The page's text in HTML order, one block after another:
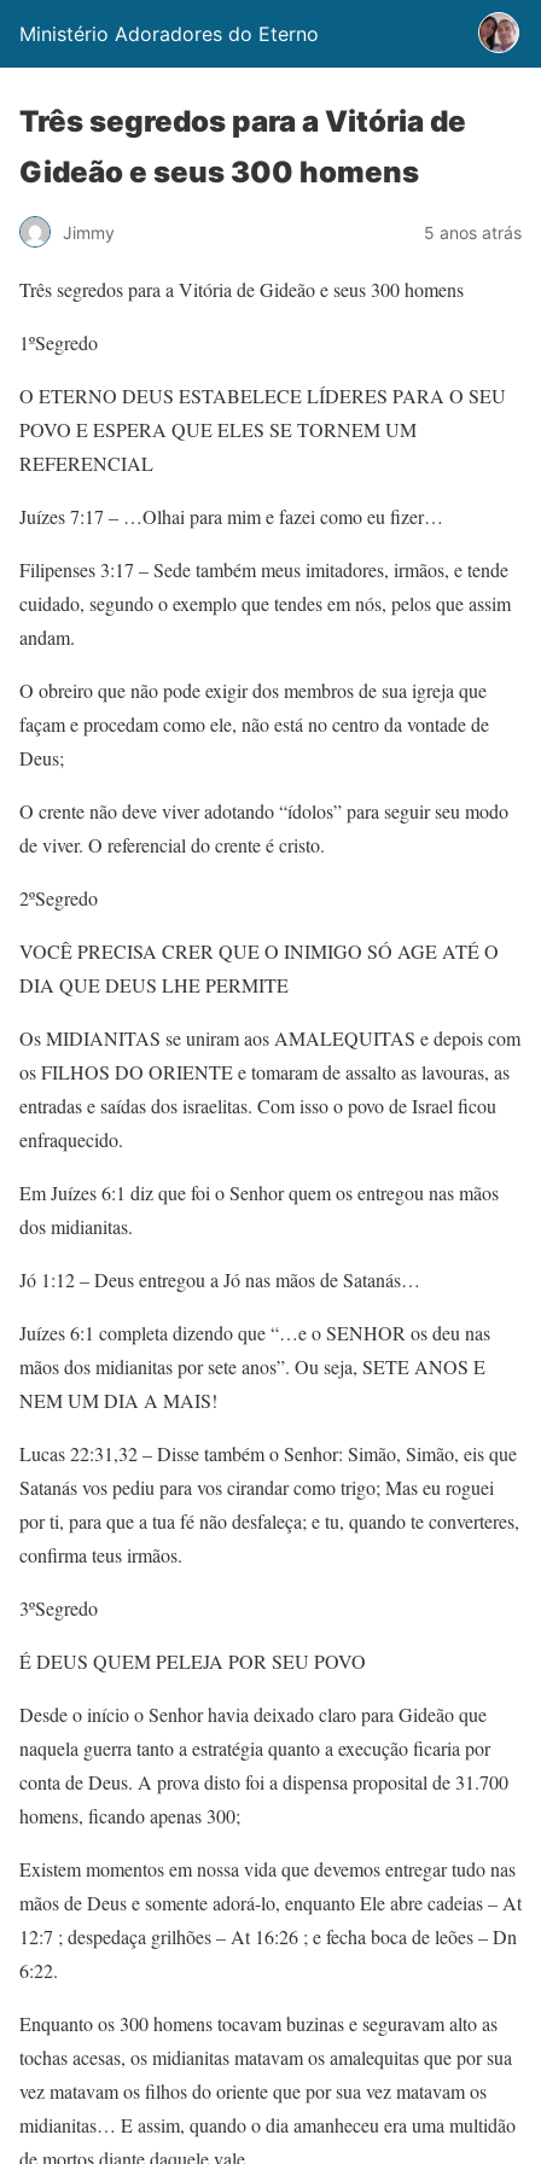
Ministério Adoradores do Eterno
Três segredos para a Vitória de
Gideão e seus 300 homens
Jimmy 5 anos atrás
Três segredos para a Vitória de Gideão e seus 300 homens
1ºSegredo
O ETERNO DEUS ESTABELECE LÍDERES PARA O SEU
POVO E ESPERA QUE ELES SE TORNEM UM
REFERENCIAL
Juízes 7:17 – …Olhai para mim e fazei como eu fizer…
Filipenses 3:17 – Sede também meus imitadores, irmãos, e tende
cuidado, segundo o exemplo que tendes em nós, pelos que assim
andam.
O obreiro que não pode exigir dos membros de sua igreja que
façam e procedam como ele, não está no centro da vontade de
Deus;
O crente não deve viver adotando “ídolos” para seguir seu modo
de viver. O referencial do crente é cristo.
2ºSegredo
VOCÊ PRECISA CRER QUE O INIMIGO SÓ AGE ATÉ O
DIA QUE DEUS LHE PERMITE
Os MIDIANITAS se uniram aos AMALEQUITAS e depois com
os FILHOS DO ORIENTE e tomaram de assalto as lavouras, as
entradas e saídas dos israelitas. Com isso o povo de Israel ficou
enfraquecido.
Em Juízes 6:1 diz que foi o Senhor quem os entregou nas mãos
dos midianitas.
Jó 1:12 – Deus entregou a Jó nas mãos de Satanás…
Juízes 6:1 completa dizendo que “…e o SENHOR os deu nas
mãos dos midianitas por sete anos”. Ou seja, SETE ANOS E
NEM UM DIA A MAIS!
Lucas 22:31,32 – Disse também o Senhor: Simão, Simão, eis que
Satanás vos pediu para vos cirandar como trigo; Mas eu roguei
por ti, para que a tua fé não desfaleça; e tu, quando te converteres,
confirma teus irmãos.
3ºSegredo
É DEUS QUEM PELEJA POR SEU POVO
Desde o início o Senhor havia deixado claro para Gideão que
naquela guerra tanto a estratégia quanto a execução ficaria por
conta de Deus. A prova disto foi a dispensa proposital de 31.700
homens, ficando apenas 300;
Existem momentos em nossa vida que devemos entregar tudo nas
mãos de Deus e somente adorá-lo, enquanto Ele abre cadeias – At
12:7 ; despedaça grilhões – At 16:26 ; e fecha boca de leões – Dn
6:22.
Enquanto os 300 homens tocavam buzinas e seguravam alto as
tochas acesas, os midianitas matavam os amalequitas que por sua
vez matavam os filhos do oriente que por sua vez matavam os
midianitas… E assim, quando o dia amanheceu era uma multidão
de mortos diante daquele vale.